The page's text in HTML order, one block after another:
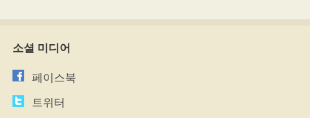
소셜 미디어
페이스북
트위터